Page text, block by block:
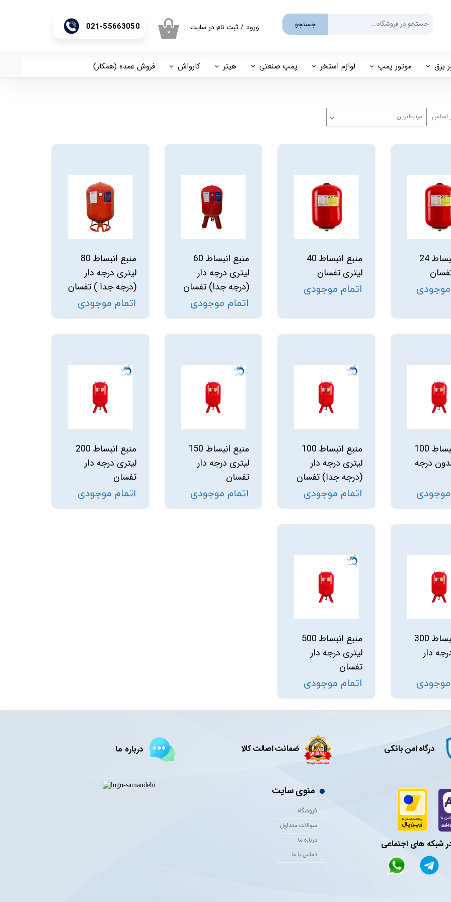
021-55663050 جستجو ورود / ثبت نام در سایت
برق موتور پمپ
گازوئیلی
لوازم استخر
فیلتر شنی
کلرزن نمکی
گرمکن برقی
مولد برقی سونای بخار
هیتر برقی
جت جکوزی
مبدل
سایدچنل
پمپ صنعتی هیتر کارواش فروش عمده (همکار)
۰
اساس مرتبط‌ترین
منبع انبساط 24
موجودی
منبع انبساط 40
لیتری تفسان
اتمام موجودی
منبع انبساط 60
لیتری درجه دار
(درجه جدا) تفسان
اتمام موجودی
منبع انبساط 80
لیتری درجه دار
(درجه جدا ) تفسان
اتمام موجودی
منبع انبساط 100
درجه
موجودی
منبع انبساط 100
لیتری درجه دار
(درجه جدا) تفسان
اتمام موجودی
منبع انبساط 150
لیتری درجه دار
تفسان
اتمام موجودی
منبع انبساط 200
لیتری درجه دار
تفسان
اتمام موجودی
منبع انبساط 300
دار
موجودی
منبع انبساط 500
لیتری درجه دار
تفسان
اتمام موجودی
منوی سایت
فروشگاه
سوالات متداول
درباره ما
تماس با ما
درگاه امن بانکی درباره ما ضمانت اصالت کالا
شبکه های اجتماعی